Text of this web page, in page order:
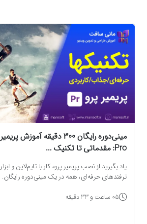
Pro: مقدماتی تا تکنیک‌ ...
یاد بگیرید از نصب پریمیر پرو، کار با تایم‌لاین و
ترفندهای حرفه‌ای، همه در یک مینی‌دوره
05 ساعت و 33 دقیقه